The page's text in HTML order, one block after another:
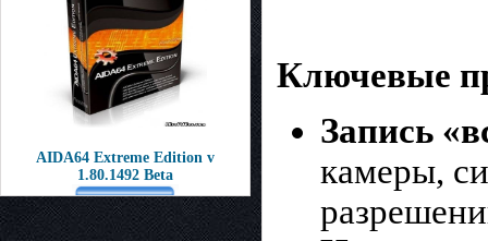
AIDA64 Extreme Edition v
1.80.1492 Beta
Ключевые
Запись
камеры,